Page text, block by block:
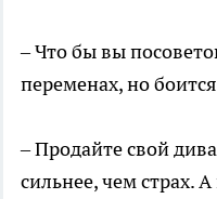
– Что бы вы
переменах, но
– Продайте свой
сильнее, чем страх.